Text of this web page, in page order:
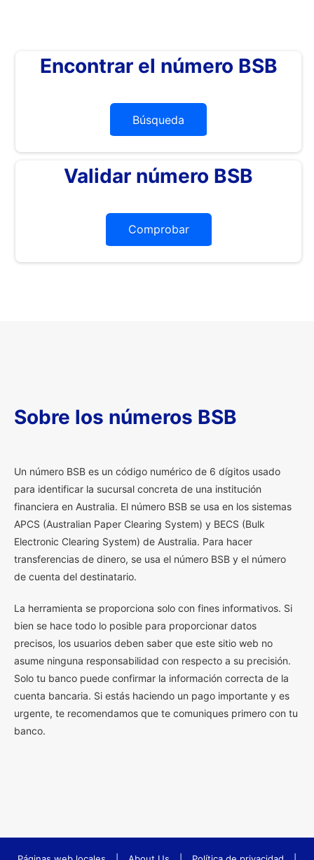
Encontrar el número BSB
Búsqueda
Validar número BSB
Comprobar
Sobre los números BSB
Un número BSB es un código numérico de 6 dígitos usado
para identificar la sucursal concreta de una institución
financiera en Australia. El número BSB se usa en los sistemas
APCS (Australian Paper Clearing System) y BECS (Bulk
Electronic Clearing System) de Australia. Para hacer
transferencias de dinero, se usa el número BSB y el número
de cuenta del destinatario.
La herramienta se proporciona solo con fines informativos. Si
bien se hace todo lo posible para proporcionar datos
precisos, los usuarios deben saber que este sitio web no
asume ninguna responsabilidad con respecto a su precisión.
Solo tu banco puede confirmar la información correcta de la
cuenta bancaria. Si estás haciendo un pago importante y es
urgente, te recomendamos que te comuniques primero con tu
banco.